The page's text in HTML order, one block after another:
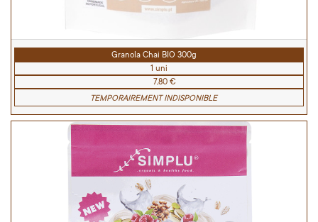
Granola Chai BIO 300g
1 uni
7,80 €
TEMPORAIREMENT INDISPONIBLE